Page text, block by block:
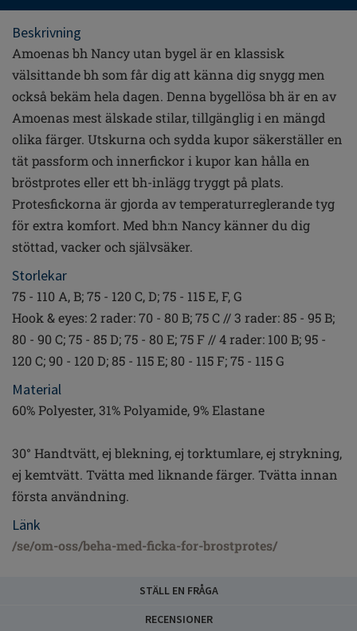
Beskrivning
Amoenas bh Nancy utan bygel är en klassisk
välsittande bh som får dig att känna dig snygg men
också bekäm hela dagen. Denna bygellösa bh är en av
Amoenas mest älskade stilar, tillgänglig i en mängd
olika färger. Utskurna och sydda kupor säkerställer en
tät passform och innerfickor i kupor kan hålla en
bröstprotes eller ett bh-inlägg tryggt på plats.
Protesfickorna är gjorda av temperaturreglerande tyg
för extra komfort. Med bh:n Nancy känner du dig
stöttad, vacker och självsäker.
Storlekar
75 - 110 A, B; 75 - 120 C, D; 75 - 115 E, F, G
Hook & eyes: 2 rader: 70 - 80 B; 75 C // 3 rader: 85 - 95 B;
80 - 90 C; 75 - 85 D; 75 - 80 E; 75 F // 4 rader: 100 B; 95 -
120 C; 90 - 120 D; 85 - 115 E; 80 - 115 F; 75 - 115 G
Material
60% Polyester, 31% Polyamide, 9% Elastane
30° Handtvätt, ej blekning, ej torktumlare, ej strykning,
ej kemtvätt. Tvätta med liknande färger. Tvätta innan
första användning.
Länk
/se/om-oss/beha-med-ficka-for-brostprotes/
STÄLL EN FRÅGA
RECENSIONER